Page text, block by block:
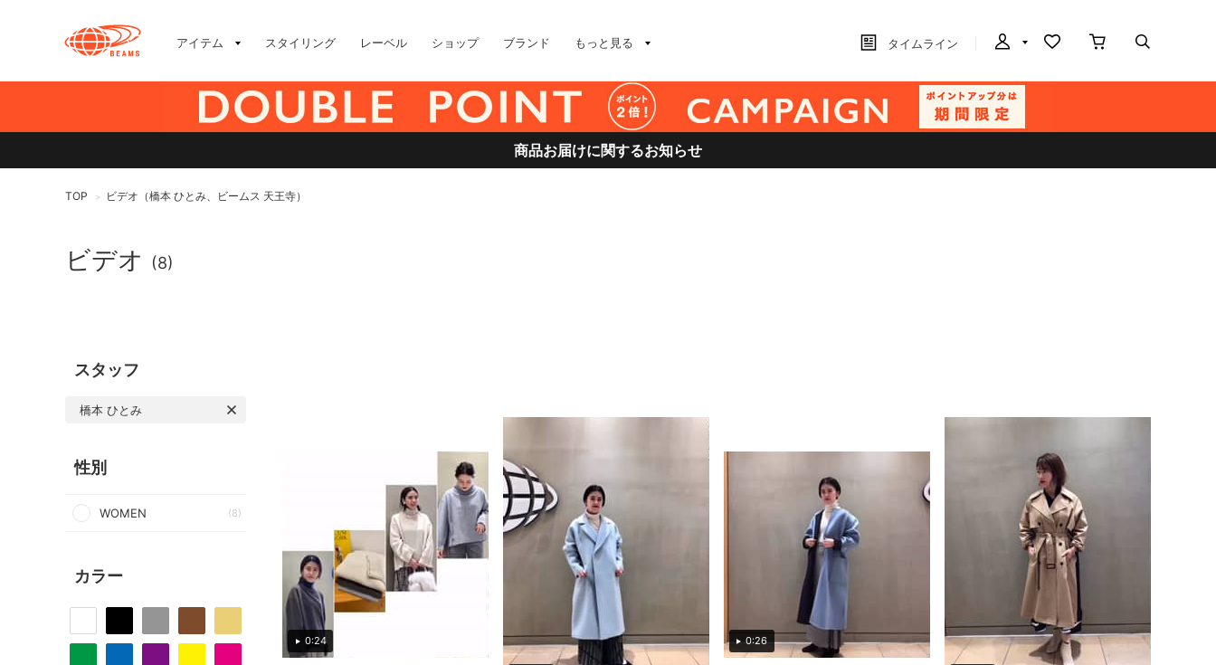
アイテム スタイリング レーベル ショップ ブランド もっと見る タイムライン
商品お届けに関するお知らせ
TOP > ビデオ（橋本 ひとみ、ビームス 天王寺）
ビデオ (8)
スタッフ
橋本 ひとみ
性別
WOMEN (8)
カラー
0:24 0:26